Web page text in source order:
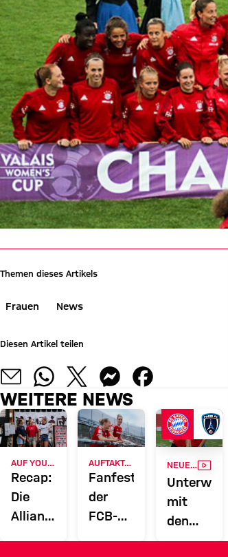
Themen dieses Artikels
Frauen News
Diesen Artikel teilen
WEITERE NEWS
Recap:
Die
Allianz
AUFTAKT-SPIEL GEGEN PARIS
Fanfest
der
FCB-
NEUES ZUHAUSE, NEUE PERSPEKTIVENVIDEO
Unterwegs
mit
den
FCB-